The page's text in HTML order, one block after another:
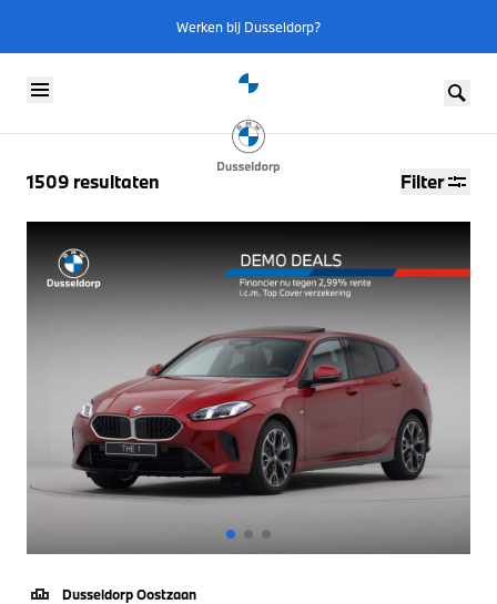
Werken bij Dusseldorp?
1509 resultaten Filter
Dusseldorp Oostzaan